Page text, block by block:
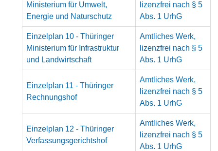
Ministerium für Umwelt,
Energie und Naturschutz
lizenzfrei nach § 5
Abs. 1 UrhG
Einzelplan 10 - Thüringer
Ministerium für Infrastruktur
und Landwirtschaft
Amtliches Werk,
lizenzfrei nach § 5
Abs. 1 UrhG
Einzelplan 11 - Thüringer
Rechnungshof
Amtliches Werk,
lizenzfrei nach § 5
Abs. 1 UrhG
Einzelplan 12 - Thüringer
Verfassungsgerichtshof
Amtliches Werk,
lizenzfrei nach § 5
Abs. 1 UrhG